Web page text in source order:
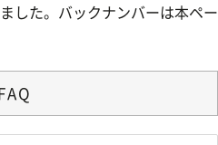
した。バックナンバーは本ペー